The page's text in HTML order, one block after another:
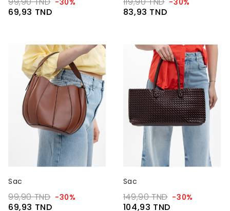
-30%
69,93 TND
-30%
83,93 TND
Sac
99,90 TND -30%
69,93 TND
Sac
149,90 TND -30%
104,93 TND